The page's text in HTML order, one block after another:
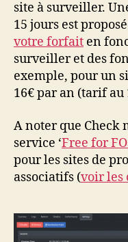
site à surveiller.
15 jours est
votre forfait en
surveiller et des
exemple, pour un
16€ par an (tarif au
A noter que Check
service ‘Free for
pour les sites de
associatifs (voir les